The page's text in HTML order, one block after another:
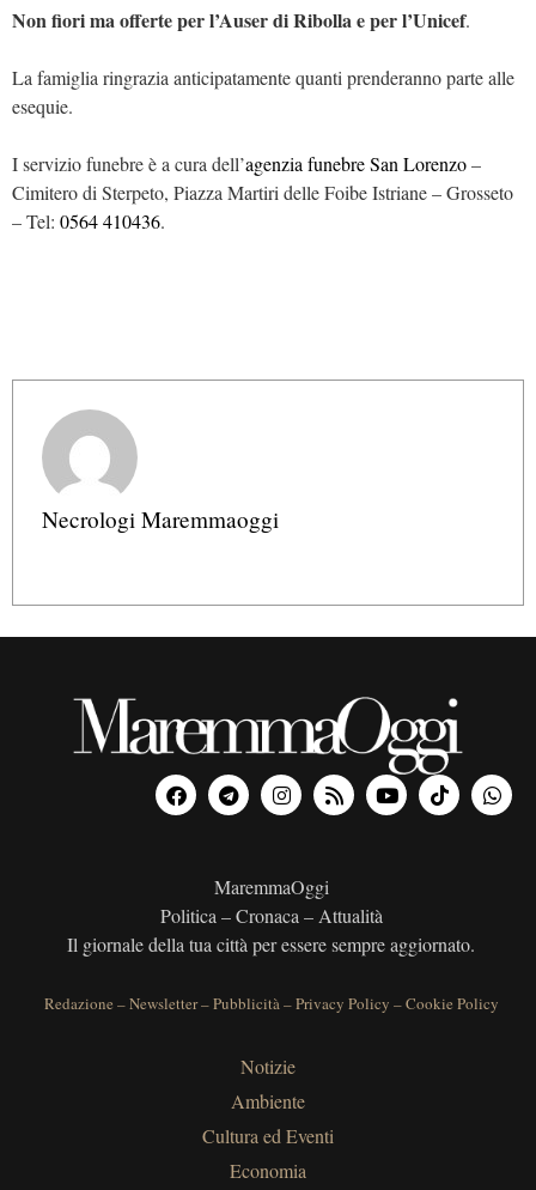
Non fiori ma offerte per l’Auser di Ribolla e per l’Unicef.
La famiglia ringrazia anticipatamente quanti prenderanno parte alle
esequie.
I servizio funebre è a cura dell’agenzia funebre San Lorenzo–
Cimitero di Sterpeto, Piazza Martiri delle Foibe Istriane – Grosseto
– Tel: 0564 410436.
Necrologi Maremmaoggi
MaremmaOggi
Politica – Cronaca – Attualità
Il giornale della tua città per essere sempre aggiornato.
Redazione –Newsletter–Pubblicità–Privacy Policy –Cookie Policy
Notizie
Ambiente
Cultura ed Eventi
Economia